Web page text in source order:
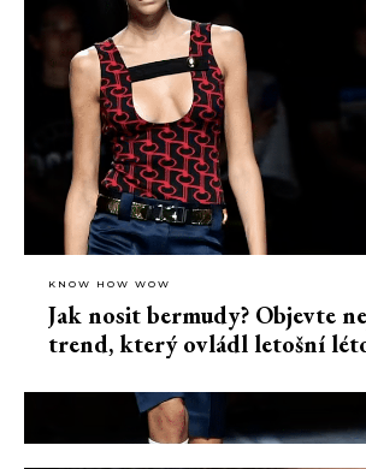
KNOW HOW WOW
Jak nosit bermudy? Objevte
trend, který ovládl letošní